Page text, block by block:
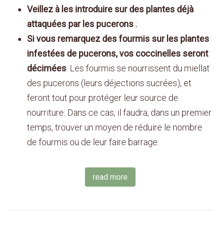
Veillez à les introduire sur des plantes déjà
attaquées par les pucerons;
Si vous remarquez des fourmis sur les plantes
infestées de pucerons, vos coccinelles seront
décimées . Les fourmis se nourrissent du miellat
des pucerons (leurs déjections sucrées), et
feront tout pour protéger leur source de
nourriture. Dans ce cas, il faudra, dans un premier
temps, trouver un moyen de réduire le nombre
de fourmis ou de leur faire barrage.
read more